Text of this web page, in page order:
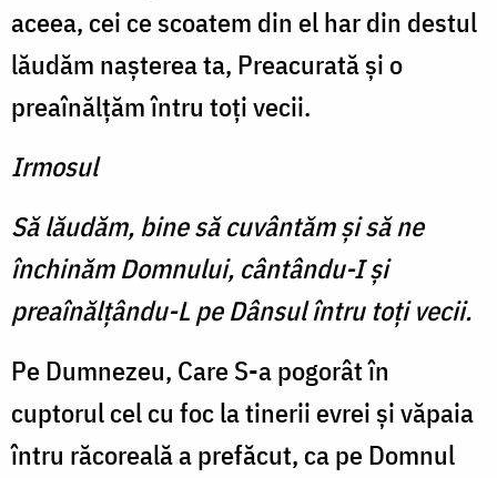
aceea, cei ce scoatem din el har din destul
lăudăm naşterea ta, Preacurată şi o
preaînălţăm întru toţi vecii.
Irmosul
Să lăudăm, bine să cuvântăm şi să ne
închinăm Domnului, cântându-I şi
preaînălţându-L pe Dânsul întru toţi vecii.
Pe Dumnezeu, Care S-a pogorât în
cuptorul cel cu foc la tinerii evrei şi văpaia
întru răcoreală a prefăcut, ca pe Domnul